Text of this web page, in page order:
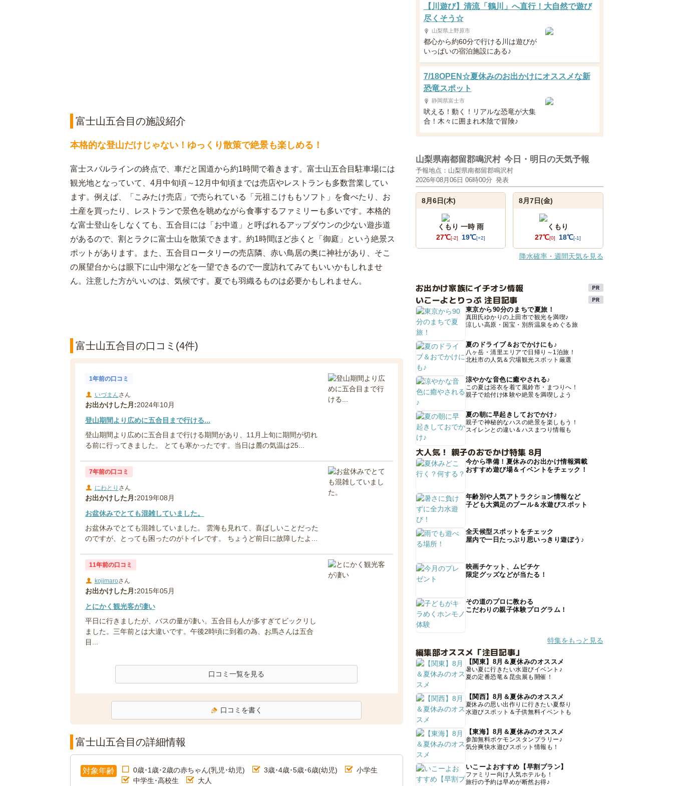
富士山五合目の施設紹介
本格的な登山だけじゃない！ゆっくり散策で絶景も楽しめる！
富士スバルラインの終点で、車だと国道から約1時間で着きます。富士山五合目駐車場には
観光地となっていて、4月中旬頃～12月中旬頃までは売店やレストランも多数営業してい
ます。例えば、「こみたけ売店」で売られている「元祖こけももソフト」を食べたり、お
土産を買ったり、レストランで景色を眺めながら食事するファミリーも多いです。本格的
な富士登山をしなくても、五合目には「お中道」と呼ばれるアップダウンの少ない遊歩道
があるので、割とラクに富士山を散策できます。約1時間ほど歩くと「御庭」という絶景ス
ポットがあります。また、五合目ロータリーの売店隣、赤い鳥居の奥に神社があり、そこ
の展望台からは眼下に山中湖などを一望できるので一度訪れてみてもいいかもしれませ
ん。注意した方がいいのは、気候です。夏でも羽織るものは必要かもしれません。
富士山五合目の口コミ(4件)
1年前の口コミ
いづまんさん
お出かけした月:2024年10月
登山期間より広めに五合目まで行ける...
登山期間より広めに五合目まで行ける期間があり、11月上旬に期間が切れ
る前に行ってきました。 とても寒かったです。当日は麓の気温は25...
7年前の口コミ
にわとり さん
お出かけした月:2019年08月
お盆休みでとても混雑していました。
お盆休みでとても混雑していました。 雲海も見れて、喜ばしいことだった
のですが、とっても困ったのがトイレです。 ちょうど前日に故障したよ...
11年前の口コミ
kojimaroさん
お出かけした月:2015年05月
とにかく観光客が凄い
平日に行きましたが、バスの量が凄い。五合目も人が多すぎてビックリし
ました。三年前とは大違いです。午後2時頃に到着の為、お馬さんは五合
目...
口コミ一覧を見る
口コミを書く
富士山五合目の詳細情報
対象年齢 0歳･1歳･2歳の赤ちゃん(乳児･幼児) 3歳･4歳･5歳･6歳(幼児)
小学生
中学生･高校生
大人
【川遊び】清流「鶴川」へ直行！大自然で遊び
尽くそう☆
山梨県上野原市
都心から約60分で行ける川は遊びが
いっぱいの宿泊施設にある♪
7/18OPEN☆夏休みのお出かけにオススメな新
恐竜スポット
静岡県富士市
吠える！動く！リアルな恐竜が大集
合！木々に囲まれ木陰で冒険♪
山梨県南都留郡鳴沢村 今日・明日の天気予報
予報地点：山梨県南都留郡鳴沢村
2026年08月06日 06時00分 発表
8月6日(木)
くもり 一時 雨
27℃[-2] 19℃[+2]
8月7日(金)
くもり
27℃[0] 18℃[-1]
降水確率・週間天気を見る
お出かけ家族にイチオシ情報
いこーよとりっぷ 注目記事
東京から90分のまちで夏旅！
真田氏ゆかりの上田市で観光を満喫♪
涼しい高原・国宝・別所温泉をめぐる旅
夏のドライブ＆おでかけにも♪
八ヶ岳・清里エリアで日帰り～1泊旅！
北杜市の人気＆穴場観光スポット厳選
涼やかな音色に癒やされる♪
この夏は浴衣を着て風鈴市・まつりへ！
親子で絵付け体験や絶景を満喫しよう
夏の朝に早起きしておでかけ♪
親子で神秘的なハスの絶景を楽しもう！
スイレンとの違い＆ハスまつり情報も
大人気！ 親子のおでかけ特集 8月
今から準備！夏休みのお出かけ情報満載
おすすめ遊び場＆イベントをチェック！
年齢別や人気アトラクション情報など
子ども大満足のプール＆水遊びスポット
全天候型スポットをチェック
屋内で一日たっぷり思いっきり遊ぼう♪
映画チケット、ムビチケ
限定グッズなどが当たる！
その道のプロに教わる
こだわりの親子体験プログラム！
特集をもっと見る
編集部オススメ「注目記事」
【関東】8月＆夏休みのオススメ
暑い夏に行きたい水遊びイベント♪
夏の定番恐竜＆昆虫展も開催！
【関西】8月＆夏休みのオススメ
夏休みの思い出作りに行きたい夏祭り
水遊びスポット＆子供無料イベントも
【東海】8月＆夏休みのオススメ
参加無料ポケモンスタンプラリー♪
気分爽快水遊びスポット情報も！
いこーよおすすめ【早割プラン】
ファミリー向け人気ホテルも！
旅行の予約は早めが断然お得♪